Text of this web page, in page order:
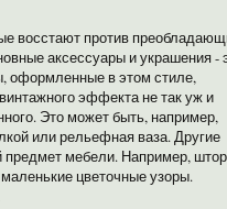
восстают против
аксессуары и украшения -
оформленные в этом стиле,
эффекта не так уж и
Это может быть, например,
или рельефная ваза. Другие
предмет мебели. Например,
цветочные узоры.